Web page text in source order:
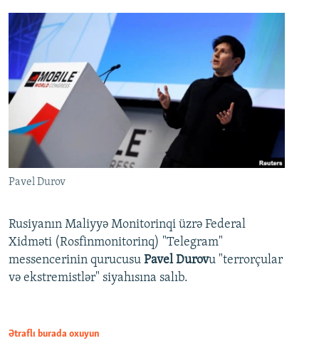
Pavel Durov
Rusiyanın Maliyyə Monitorinqi üzrə Federal
Xidməti (Rosfinmonitorinq) "Telegram"
messencerinin qurucusu Pavel Durovu "terrorçular
və ekstremistlər" siyahısına salıb.
Ətraflı burada oxuyun